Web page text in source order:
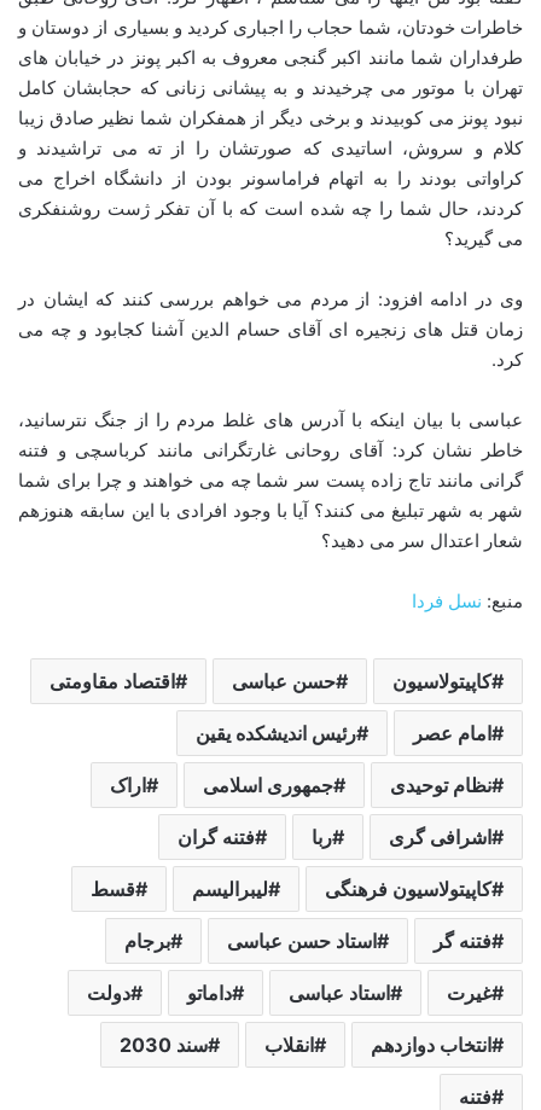
خاطرات خودتان، شما حجاب را اجباری کردید و بسیاری از دوستان و
طرفداران شما مانند اکبر گنجی معروف به اکبر پونز در خیابان های
تهران با موتور می چرخیدند و به پیشانی زنانی که حجابشان کامل
نبود پونز می کوبیدند و برخی دیگر از همفکران شما نظیر صادق زیبا
کلام و سروش، اساتیدی که صورتشان را از ته می تراشیدند و
کراواتی بودند را به اتهام فراماسونر بودن از دانشگاه اخراج می
کردند، حال شما را چه شده است که با آن تفکر ژست روشنفکری
می گیرید؟
وی در ادامه افزود: از مردم می خواهم بررسی کنند که ایشان در
زمان قتل های زنجیره ای آقای حسام الدین آشنا کجابود و چه می
کرد.
عباسی با بیان اینکه با آدرس های غلط مردم را از جنگ نترسانید،
خاطر نشان کرد: آقای روحانی غارتگرانی مانند کرباسچی و فتنه
گرانی مانند تاج زاده پست سر شما چه می خواهند و چرا برای شما
شهر به شهر تبلیغ می کنند؟ آیا با وجود افرادی با این سابقه هنوزهم
شعار اعتدال سر می دهید؟
منبع: نسل فردا
کاپیتولاسیون حسن عباسی اقتصاد مقاومتی
امام عصر رئیس اندیشکده یقین
نظام توحیدی جمهوری اسلامی اراک
اشرافی گری ربا فتنه گران
کاپیتولاسیون فرهنگی لیبرالیسم قسط
فتنه گر استاد حسن عباسی برجام
غیرت استاد عباسی داماتو دولت
انتخاب دوازدهم انقلاب سند 2030
فتنه